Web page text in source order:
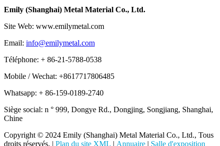
Emily (Shanghai) Metal Material Co., Ltd.
Site Web: www.emilymetal.com
Email: info@emilymetal.com
Téléphone: + 86-21-5788-0538
Mobile / Wechat: +8617717806485
Whatsapp: + 86-159-0189-2740
Siège social: n ° 999, Dongye Rd., Dongjing, Songjiang, Shanghai,
Chine
Copyright © 2024 Emily (Shanghai) Metal Material Co., Ltd., Tous
droits réservés. | Plan du site XML | Annuaire | Salle d'exposition